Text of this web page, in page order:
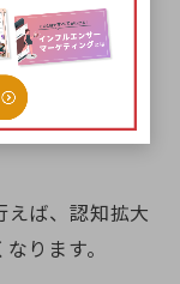
す。
容に合わせて
率的にアプ
ば、認知拡大
ります。